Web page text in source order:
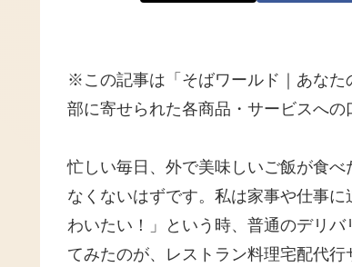
※この記事は「そばワールド｜あなた
部に寄せられた各商品・サービスへの
忙しい毎日、外で美味しいご飯が食
なくないはずです。私は家事や仕事
わいたい！」という時、普通のデリ
てみたのが、レストラン料理宅配代